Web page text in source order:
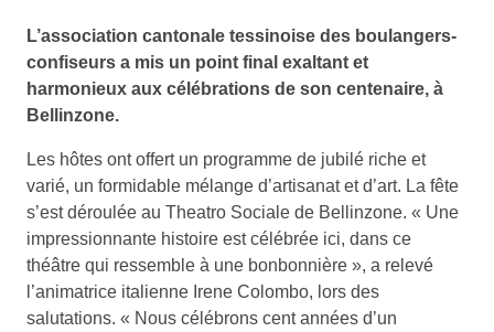
L’association cantonale tessinoise des boulangers-
confiseurs a mis un point final exaltant et
harmonieux aux célébrations de son centenaire, à
Bellinzone.
Les hôtes ont offert un programme de jubilé riche et
varié, un formidable mélange d’artisanat et d’art. La fête
s’est déroulée au Theatro Sociale de Bellinzone. « Une
impressionnante histoire est célébrée ici, dans ce
théâtre qui ressemble à une bonbonnière », a relevé
l’animatrice italienne Irene Colombo, lors des
salutations. « Nous célébrons cent années d’un